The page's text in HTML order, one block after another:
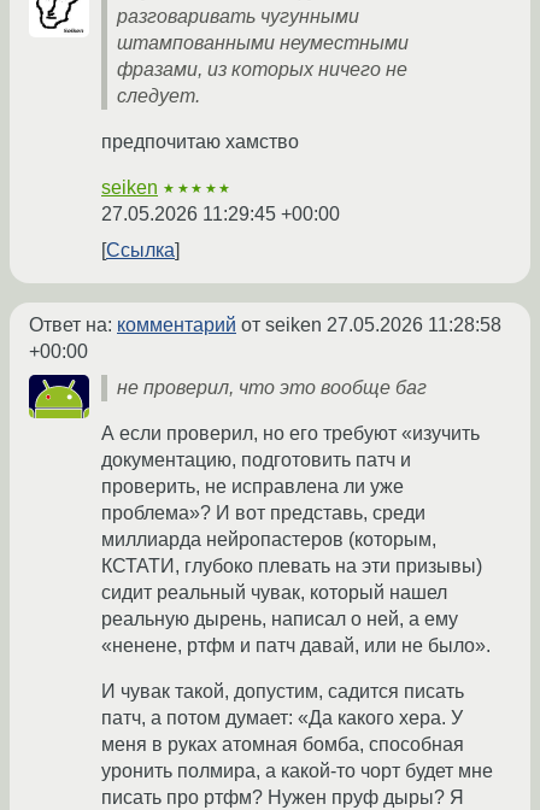
разговаривать чугунными
штампованными неуместными
фразами, из которых ничего не
следует.
предпочитаю хамство
seiken ★★★★★
27.05.2026 11:29:45 +00:00
Ссылка
Ответ на: комментарий от seiken 27.05.2026 11:28:58
+00:00
не проверил, что это вообще баг
А если проверил, но его требуют «изучить
документацию, подготовить патч и
проверить, не исправлена ли уже
проблема»? И вот представь, среди
миллиарда нейропастеров (которым,
КСТАТИ, глубоко плевать на эти призывы)
сидит реальный чувак, который нашел
реальную дырень, написал о ней, а ему
«ненене, ртфм и патч давай, или не было».
И чувак такой, допустим, садится писать
патч, а потом думает: «Да какого хера. У
меня в руках атомная бомба, способная
уронить полмира, а какой-то чорт будет мне
писать про ртфм? Нужен пруф дыры? Я